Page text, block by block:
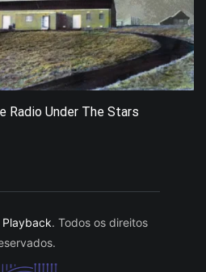
Radio Under The Stars
Playback. Todos os direitos